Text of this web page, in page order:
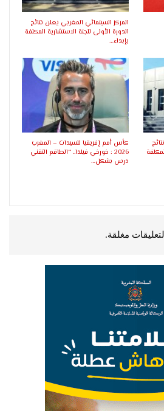
المركز السينمائي المغربي يعلن نتائج
الدورة الأولى للجنة الاستشارية المكلفة
بإبداء…
كأس أمم إفريقيا للسيدات – المغرب
2026 : خورخي فيلدا.. “الطاقم التقني
درس بشكل…
التعليقات مغلقة.